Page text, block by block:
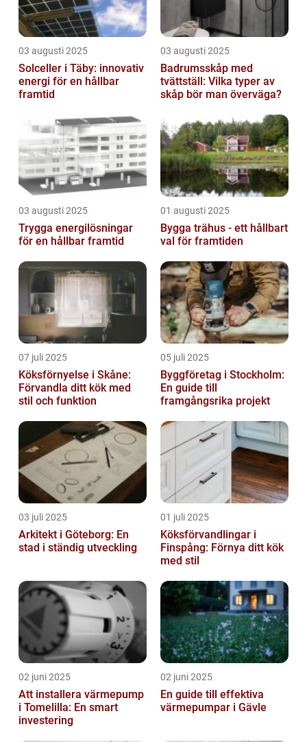
03 augusti 2025
Solceller i Täby: innovativ
energi för en hållbar
framtid
03 augusti 2025
Badrumsskåp med
tvättställ: Vilka typer av
skåp bör man överväga?
03 augusti 2025
Trygga energilösningar
för en hållbar framtid
01 augusti 2025
Bygga trähus - ett hållbart
val för framtiden
07 juli 2025
Köksförnyelse i Skåne:
Förvandla ditt kök med
stil och funktion
05 juli 2025
Byggföretag i Stockholm:
En guide till
framgångsrika projekt
03 juli 2025
Arkitekt i Göteborg: En
stad i ständig utveckling
01 juli 2025
Köksförvandlingar i
Finspång: Förnya ditt kök
med stil
02 juni 2025
Att installera värmepump
i Tomelilla: En smart
investering
02 juni 2025
En guide till effektiva
värmepumpar i Gävle